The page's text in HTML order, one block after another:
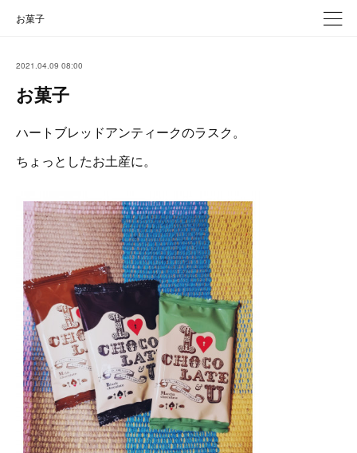
お菓子
2021.04.09 08:00
お菓子
ハートブレッドアンティークのラスク。
ちょっとしたお土産に。